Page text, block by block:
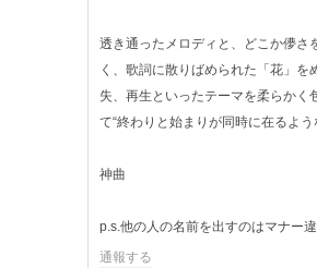
透き通ったメロディと、どこか儚さ
く、歌詞に散りばめられた「花」を
失、再生といったテーマを柔らかく
て“終わりと始まりが同時に在るよう
神曲
p.s.他の人の名前を出すのはマナー
通報する